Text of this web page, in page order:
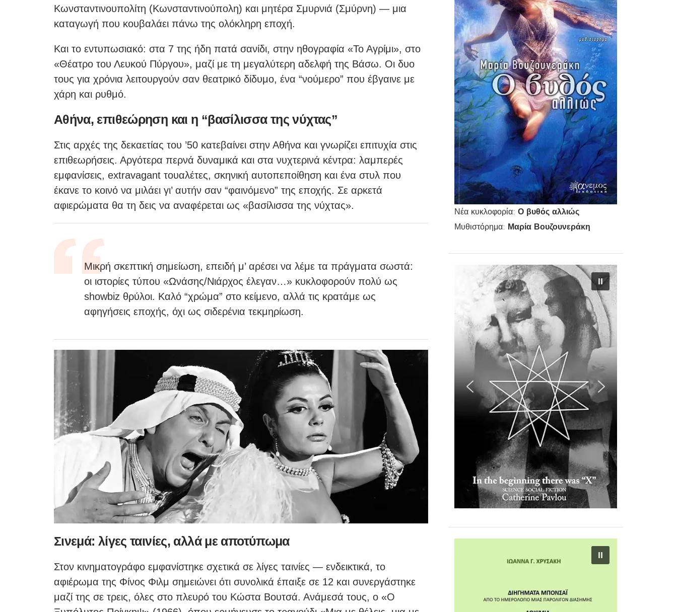
Νέα κυκλοφορία:Ο βυθός αλλιώς
Μυθιστόρημα: Μαρία Βουζουνεράκη
Κωνσταντινουπολίτη (Κωνσταντινούπολη) και μητέρα Σμυρνιά (Σμύρνη) — μια
καταγωγή που κουβαλάει πάνω της ολόκληρη εποχή.
Και το εντυπωσιακό: στα 7 της ήδη πατά σανίδι, στην ηθογραφία «Το Αγρίμι», στο
«Θέατρο του Λευκού Πύργου», μαζί με τη μεγαλύτερη αδελφή της Βάσω. Οι δυο
τους για χρόνια λειτουργούν σαν θεατρικό δίδυμο, ένα “νούμερο” που έβγαινε με
χάρη και ρυθμό.
Αθήνα, επιθεώρηση και η “βασίλισσα της νύχτας”
Στις αρχές της δεκαετίας του ’50 κατεβαίνει στην Αθήνα και γνωρίζει επιτυχία στις
επιθεωρήσεις. Αργότερα περνά δυναμικά και στα νυχτερινά κέντρα: λαμπερές
εμφανίσεις, extravagant τουαλέτες, σκηνική αυτοπεποίθηση και ένα στυλ που
έκανε το κοινό να μιλάει γι’ αυτήν σαν “φαινόμενο” της εποχής. Σε αρκετά
αφιερώματα θα τη δεις να αναφέρεται ως «βασίλισσα της νύχτας».
Μικρή σκεπτική σημείωση, επειδή μ’ αρέσει να λέμε τα πράγματα σωστά:
οι ιστορίες τύπου «Ωνάσης/Νιάρχος έλεγαν…» κυκλοφορούν πολύ ως
showbiz θρύλοι. Καλό “χρώμα” στο κείμενο, αλλά τις κρατάμε ως
αφηγήσεις εποχής, όχι ως σιδερένια τεκμηρίωση.
Σινεμά: λίγες ταινίες, αλλά με αποτύπωμα
Στον κινηματογράφο εμφανίστηκε σχετικά σε λίγες ταινίες — ενδεικτικά, το
αφιέρωμα της Φίνος Φιλμ σημειώνει ότι συνολικά έπαιξε σε 12 και συνεργάστηκε
μαζί της σε τρεις, όλες στο πλευρό του Κώστα Βουτσά. Ανάμεσά τους, ο «Ο